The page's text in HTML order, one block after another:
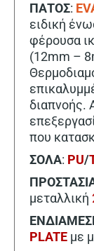
ΠΑΤΟΣ:
ειδική
φέρουσα
(12mm –
διαπνοής.
που
ΣΟΛΑ: PU/
μεταλλική
PLATE με